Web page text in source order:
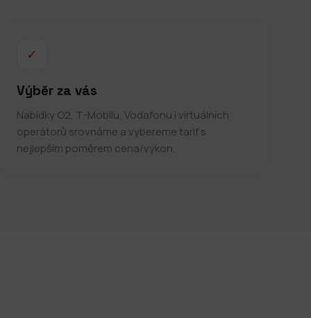
✓
Výběr za vás
Nabídky O2, T-Mobilu, Vodafonu i virtuálních
operátorů srovnáme a vybereme tarif s
nejlepším poměrem cena/výkon.